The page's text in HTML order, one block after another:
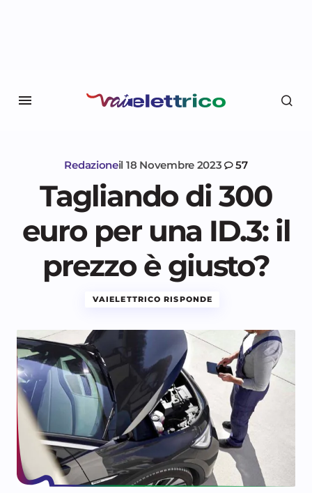
Redazioneil 18 Novembre 2023 57
Tagliando di 300
euro per una ID.3: il
prezzo è giusto?
VAIELETTRICO RISPONDE